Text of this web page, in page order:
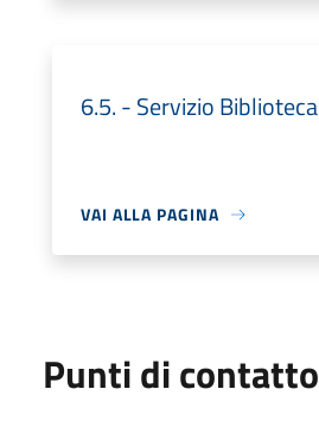
6.5. - Servizio Biblioteca
VAI ALLA PAGINA
Punti di contatto